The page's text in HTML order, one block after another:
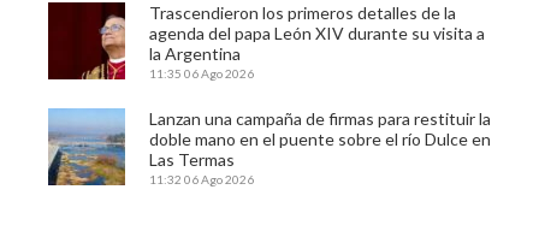
Trascendieron los primeros detalles de la
agenda del papa León XIV durante su visita a
la Argentina
11:35 06 Ago 2026
Lanzan una campaña de firmas para restituir la
doble mano en el puente sobre el río Dulce en
Las Termas
11:32 06 Ago 2026